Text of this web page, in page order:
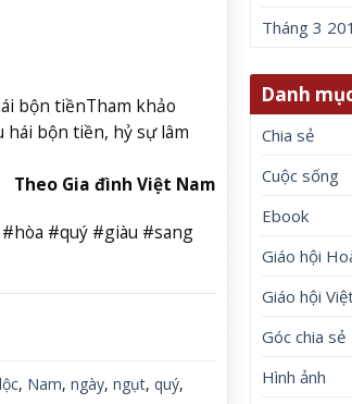
bộn tiềnTham khảo
bộn tiền, hỷ sự lâm
Theo Gia đình Việt Nam
#quý #giàu #sang
lộc, Nam, ngày, ngụt, quý,
Tháng 3
Danh
Chia sẻ
Cuộc sống
Ebook
Giáo hội
Giáo hội
Góc chia sẻ
Hình ảnh